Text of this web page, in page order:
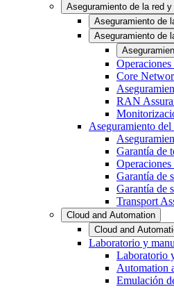
Aseguramiento de la red
Aseguramiento de
Aseguramiento de
Core
RAN
Aseguramiento
Garantía de
Garantía de
Garantía de
Transport
Cloud and Automation
Cloud and
Laboratorio y
Laboratorio
Automation
Emulación